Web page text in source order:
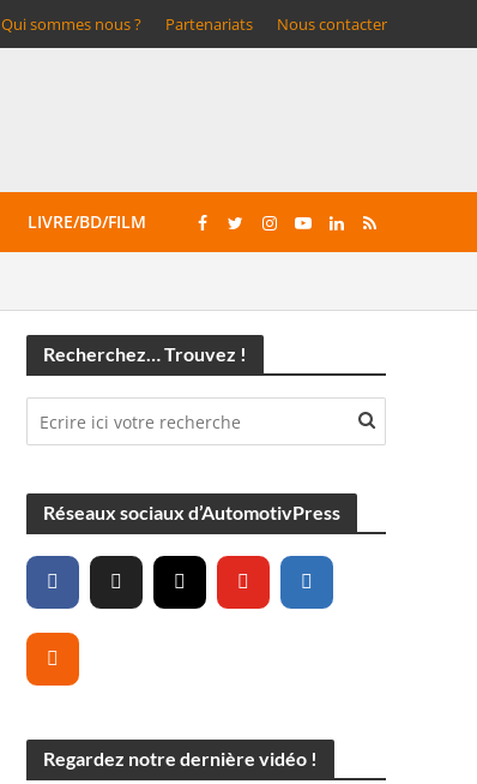
Qui sommes nous ? Partenariats Nous contacter
LIVRE/BD/FILM
Recherchez… Trouvez !
Réseaux sociaux d’AutomotivPress
Regardez notre dernière vidéo !